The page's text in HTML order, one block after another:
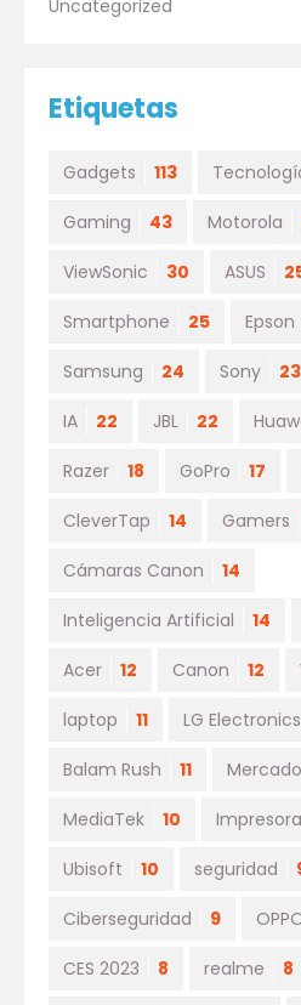
Uncategorized
Etiquetas
Gadgets 113
Gaming 43 Motorola
ViewSonic 30 ASUS
Smartphone 25 Epson
Samsung 24 Sony 23
IA 22 JBL 22
Razer 18 GoPro 17
CleverTap 14 Gamers
Cámaras Canon 14
Inteligencia Artificial 14
Acer 12 Canon 12
laptop 11 LG Electronics
Balam Rush 11
MediaTek 10
Ubisoft 10 seguridad
Ciberseguridad 9
CES 2023 8 realme 8